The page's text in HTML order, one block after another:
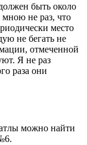
быть около
не раз, что
место
не бегать не
отмеченной
Я не раз
раза они
можно найти